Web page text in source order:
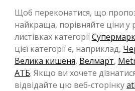
Щоб переконатися, що
найкраща, порівняйте ціни у
листівках категорії
цієї категорії є, наприклад,
Велика кишеня, Велмарт,
АТБ. Якщо ви хочете
відвідайте цю веб-сторінку